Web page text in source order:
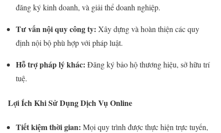
đăng ký kinh doanh, và giải thể doanh nghiệp.
Tư vấn nội quy công ty: Xây dựng và hoàn thiện các quy
định nội bộ phù hợp với pháp luật.
Hỗ trợ pháp lý khác: Đăng ký bảo hộ thương hiệu, sở hữu trí
tuệ.
Lợi Ích Khi Sử Dụng Dịch Vụ Online
Tiết kiệm thời gian: Mọi quy trình được thực hiện trực tuyến,